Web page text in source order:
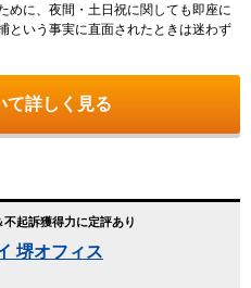
めに、夜間・土日祝に関しても即座に
という事実に直面されたときは迷わず
て詳しく見る
起訴獲得力に定評あり
堺オフィス